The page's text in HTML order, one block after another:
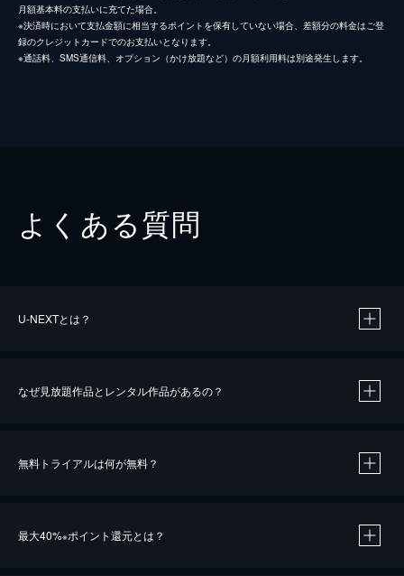
月額基本料の支払いに充てた場合。
※決済時において支払金額に相当するポイントを保有していない場合、差額分の料金はご登
録のクレジットカードでのお支払いとなります。
※通話料、SMS通信料、オプション（かけ放題など）の月額利用料は別途発生します。
よくある質問
U-NEXTとは？
なぜ見放題作品とレンタル作品があるの？
無料トライアルは何が無料？
最大40%※ポイント還元とは？